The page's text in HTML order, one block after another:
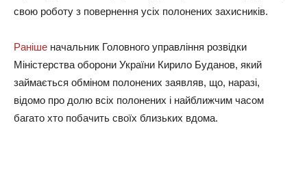
свою роботу з повернення усіх полонених захисників.
Раніше начальник Головного управління розвідки
Міністерства оборони України Кирило Буданов, який
займається обміном полонених заявляв, що, наразі,
відомо про долю всіх полонених і найближчим часом
багато хто побачить своїх близьких вдома.